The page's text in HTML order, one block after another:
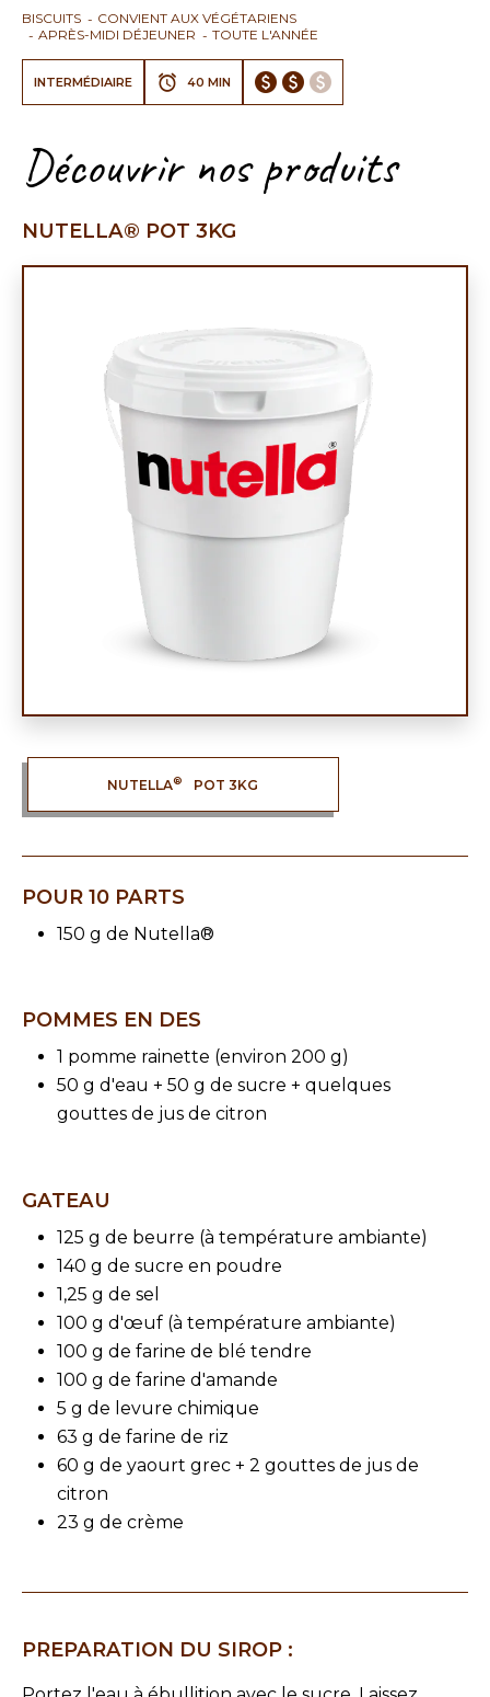
Découvrir nos produits
NUTELLA® POT 3KG
NUTELLA® POT 3KG
POUR 10 PARTS
150 g de Nutella®
POMMES EN DES
1 pomme rainette (environ 200 g)
50 g d'eau + 50 g de sucre + quelques
gouttes de jus de citron
GATEAU
125 g de beurre (à température ambiante)
140 g de sucre en poudre
1,25 g de sel
100 g d'œuf (à température ambiante)
100 g de farine de blé tendre
100 g de farine d'amande
5 g de levure chimique
63 g de farine de riz
60 g de yaourt grec + 2 gouttes de jus de
citron
23 g de crème
BISCUITS
CONVIENT AUX VÉGÉTARIENS
APRÈS-MIDI DÉJEUNER
TOUTE L'ANNÉE
INTERMÉDIAIRE 40 MIN
PREPARATION DU SIROP :